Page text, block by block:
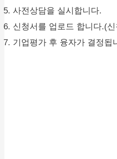
사전상담을 실시합니다.
신청서를 업로드 합니다.(
기업평가 후 융자가 결정됩